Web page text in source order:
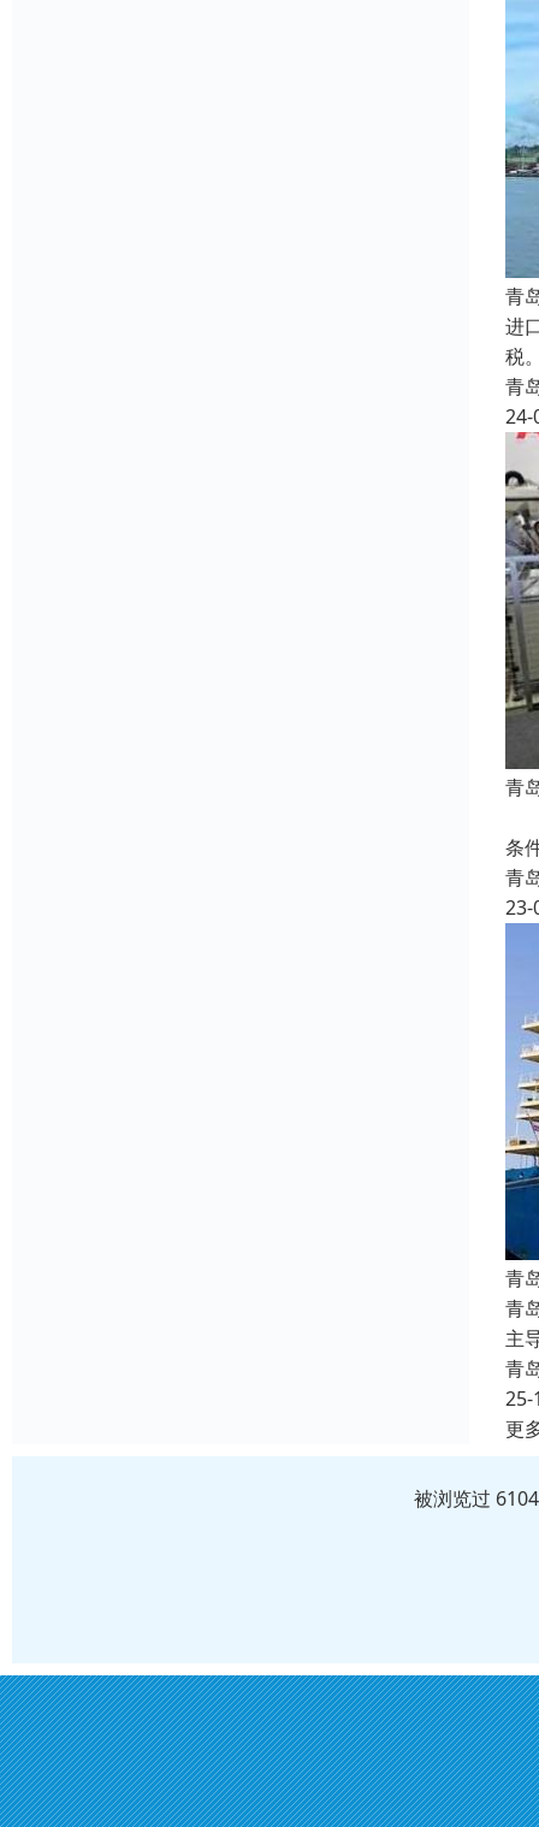
青
进
税
青
24-
青
条
青
23-
青
青
主
青
25-
更
被浏览过